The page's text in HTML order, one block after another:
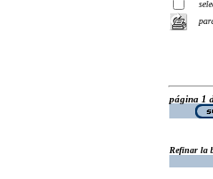
página 1
Refinar la